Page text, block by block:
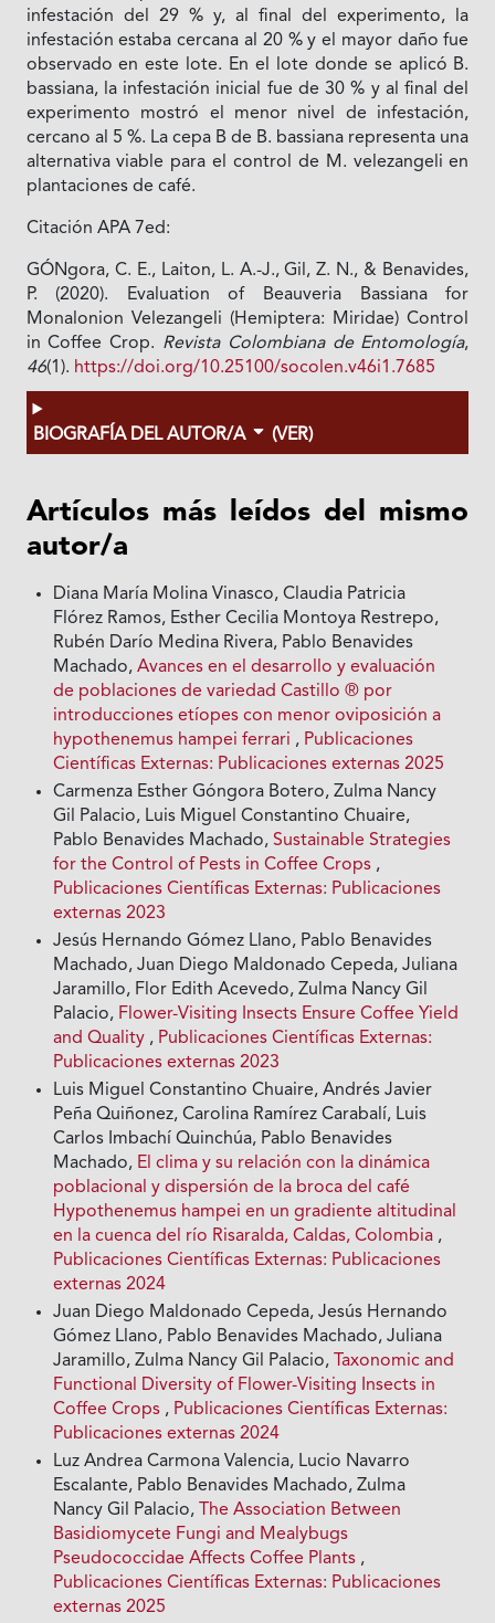
infestación del 29 % y, al final del experimento, la
infestación estaba cercana al 20 % y el mayor daño fue
observado en este lote. En el lote donde se aplicó B.
bassiana, la infestación inicial fue de 30 % y al final del
experimento mostró el menor nivel de infestación,
cercano al 5 %. La cepa B de B. bassiana representa una
alternativa viable para el control de M. velezangeli en
plantaciones de café.
Citación APA 7ed:
GÓNgora, C. E., Laiton, L. A.-J., Gil, Z. N., & Benavides,
P. (2020). Evaluation of Beauveria Bassiana for
Monalonion Velezangeli (Hemiptera: Miridae) Control
in Coffee Crop. Revista Colombiana de Entomología,
46(1). https://doi.org/10.25100/socolen.v46i1.7685
BIOGRAFÍA DEL AUTOR/A (VER)
Artículos más leídos del mismo
autor/a
Diana María Molina Vinasco, Claudia Patricia
Flórez Ramos, Esther Cecilia Montoya Restrepo,
Rubén Darío Medina Rivera, Pablo Benavides
Machado,Avances en el desarrollo y evaluación
de poblaciones de variedad Castillo ® por
introducciones etíopes con menor oviposición a
hypothenemus hampei ferrari , Publicaciones
Científicas Externas: Publicaciones externas 2025
Carmenza Esther Góngora Botero, Zulma Nancy
Gil Palacio, Luis Miguel Constantino Chuaire,
Pablo Benavides Machado,Sustainable Strategies
for the Control of Pests in Coffee Crops ,
Publicaciones Científicas Externas: Publicaciones
externas 2023
Jesús Hernando Gómez Llano, Pablo Benavides
Machado, Juan Diego Maldonado Cepeda, Juliana
Jaramillo, Flor Edith Acevedo, Zulma Nancy Gil
Palacio, Flower-Visiting Insects Ensure Coffee Yield
and Quality , Publicaciones Científicas Externas:
Publicaciones externas 2023
Luis Miguel Constantino Chuaire, Andrés Javier
Peña Quiñonez, Carolina Ramírez Carabalí, Luis
Carlos Imbachí Quinchúa, Pablo Benavides
Machado, El clima y su relación con la dinámica
poblacional y dispersión de la broca del café
Hypothenemus hampei en un gradiente altitudinal
en la cuenca del río Risaralda, Caldas, Colombia ,
Publicaciones Científicas Externas: Publicaciones
externas 2024
Juan Diego Maldonado Cepeda, Jesús Hernando
Gómez Llano, Pablo Benavides Machado, Juliana
Jaramillo, Zulma Nancy Gil Palacio, Taxonomic and
Functional Diversity of Flower-Visiting Insects in
Coffee Crops , Publicaciones Científicas Externas:
Publicaciones externas 2024
Luz Andrea Carmona Valencia, Lucio Navarro
Escalante, Pablo Benavides Machado, Zulma
Nancy Gil Palacio, The Association Between
Basidiomycete Fungi and Mealybugs
Pseudococcidae Affects Coffee Plants ,
Publicaciones Científicas Externas: Publicaciones
externas 2025